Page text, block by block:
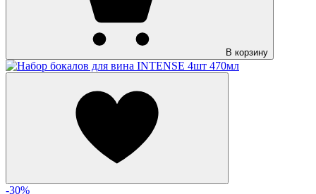
В корзину
-30%